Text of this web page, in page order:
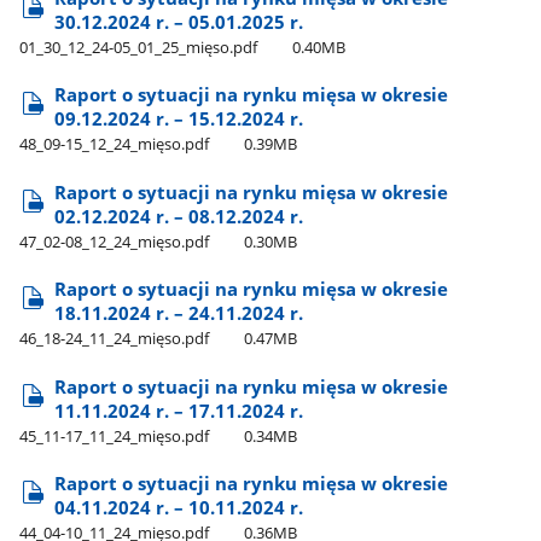
30.12.2024 r. – 05.01.2025 r.
01​_30​_12​_24-05​_01​_25​_mięso.pdf 0.40MB
Raport o sytuacji na rynku mięsa w okresie
09.12.2024 r. – 15.12.2024 r.
48​_09-15​_12​_24​_mięso.pdf 0.39MB
Raport o sytuacji na rynku mięsa w okresie
02.12.2024 r. – 08.12.2024 r.
47​_02-08​_12​_24​_mięso.pdf 0.30MB
Raport o sytuacji na rynku mięsa w okresie
18.11.2024 r. – 24.11.2024 r.
46​_18-24​_11​_24​_mięso.pdf 0.47MB
Raport o sytuacji na rynku mięsa w okresie
11.11.2024 r. – 17.11.2024 r.
45​_11-17​_11​_24​_mięso.pdf 0.34MB
Raport o sytuacji na rynku mięsa w okresie
04.11.2024 r. – 10.11.2024 r.
44​_04-10​_11​_24​_mięso.pdf 0.36MB